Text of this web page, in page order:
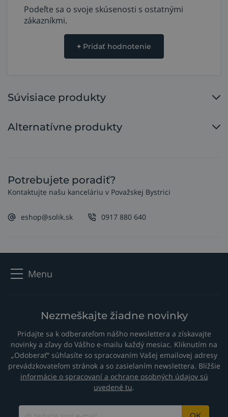
Podeľte sa o svoje skúsenosti s ostatnými
zákazníkmi.
+ Pridať hodnotenie
Súvisiace produkty
Alternatívne produkty
Potrebujete poradiť?
Kontaktujte našu kanceláriu v Považskej Bystrici
eshop@solik.sk 0917 880 640
Menu
Nezmeškajte žiadne novinky
Pridajte sa k odberateľom nášho newslettera a získavajte
novinky a zľavy do Vášho e-mailu každý mesiac. Kliknutím na
„Odoberať“ súhlasíte so spracovaním Vašej emailovej adresy
prevádzkovateľom stránok a so zasielaním newslettera. Bližšie
informácie o spracovaní a ochrane osobných údajov sú
uvedené tu.